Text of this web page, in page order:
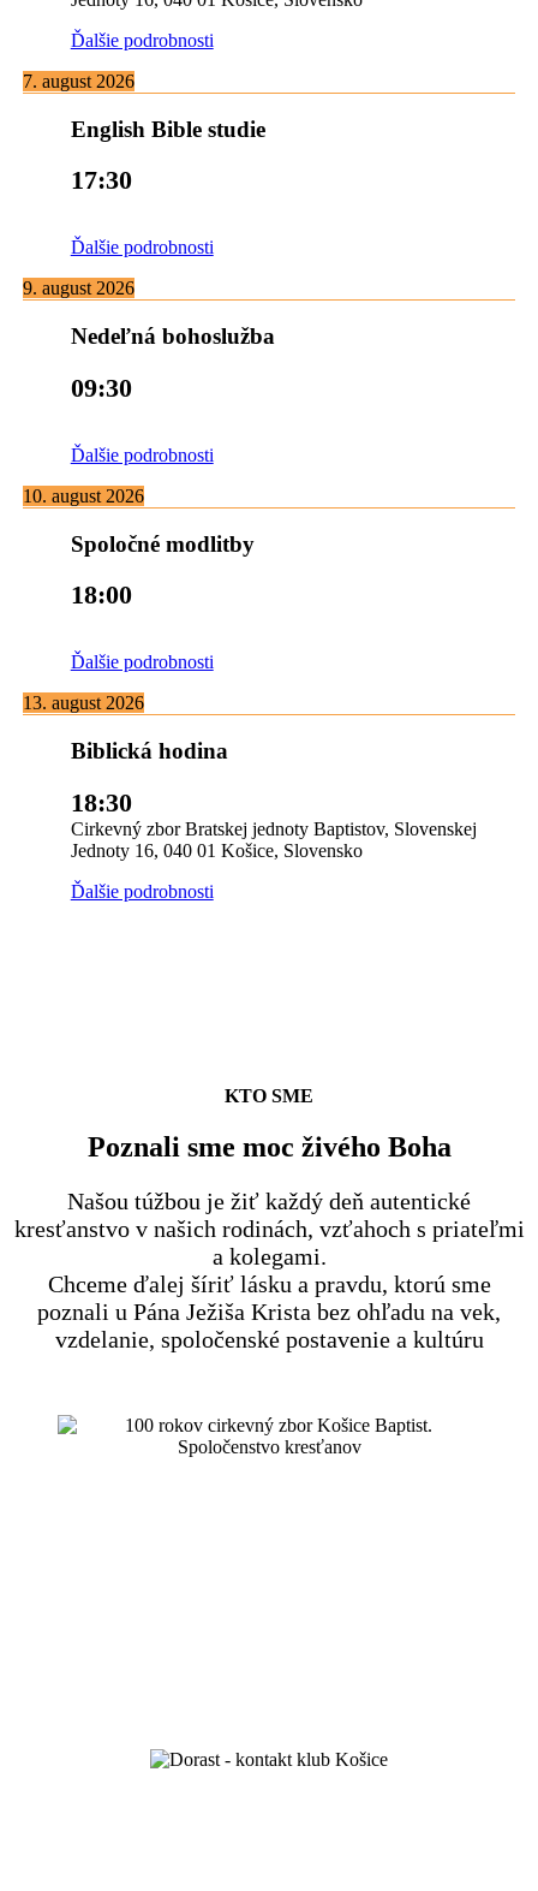
Ďalšie podrobnosti
7. august 2026
English Bible studie
17:30
Ďalšie podrobnosti
9. august 2026
Nedeľná bohoslužba
09:30
Ďalšie podrobnosti
10. august 2026
Spoločné modlitby
18:00
Ďalšie podrobnosti
13. august 2026
Biblická hodina
18:30
Cirkevný zbor Bratskej jednoty Baptistov, Slovenskej
Jednoty 16, 040 01 Košice, Slovensko
Ďalšie podrobnosti
KTO SME
Poznali sme moc živého Boha
Našou túžbou je žiť každý deň autentické
kresťanstvo v našich rodinách, vzťahoch s priateľmi
a kolegami.
Chceme ďalej šíriť lásku a pravdu, ktorú sme
poznali u Pána Ježiša Krista bez ohľadu na vek,
vzdelanie, spoločenské postavenie a kultúru